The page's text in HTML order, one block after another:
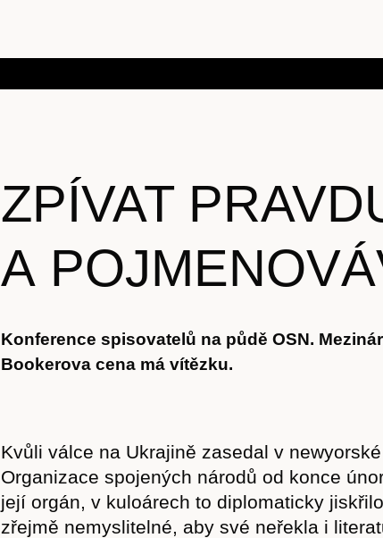
ZPÍVAT
A
Konference spisovatelů na půdě OSN.
Bookerova cena má vítězku.
Kvůli válce na Ukrajině zasedal v
Organizace spojených národů od konce
její orgán, v kuloárech to diplomaticky
zřejmě nemyslitelné, aby své neřekla i